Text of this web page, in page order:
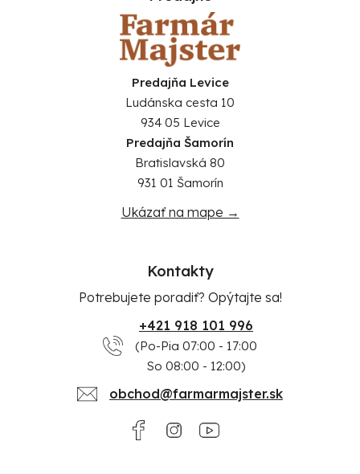
Predajňa Levice
Ludánska cesta 10
934 05 Levice
Predajňa Šamorín
Bratislavská 80
931 01 Šamorín
Ukázať na mape →
Kontakty
Potrebujete poradiť? Opýtajte sa!
+421 918 101 996
(Po-Pia 07:00 - 17:00
So 08:00 - 12:00)
obchod@farmarmajster.sk